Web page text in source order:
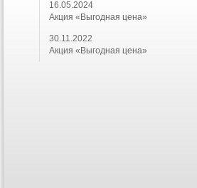
16.05.2024
Акция «Выгодная цена»
30.11.2022
Акция «Выгодная цена»